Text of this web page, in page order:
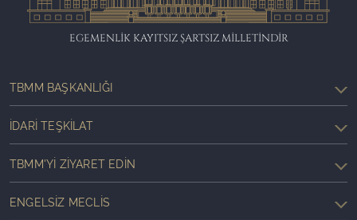
EGEMENLİK KAYITSIZ ŞARTSIZ MİLLETİNDİR
TBMM BAŞKANLIĞI
İDARI TEŞKILAT
TBMM'YI ZIYARET EDIN
ENGELSIZ MECLIS